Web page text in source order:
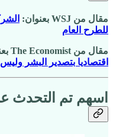
مقال من WSJ بعنوان:
للطرح العام
مقال من The Economist بعنوان:
اقتصاديا بتصدير البشر
اسهم تم التحدث